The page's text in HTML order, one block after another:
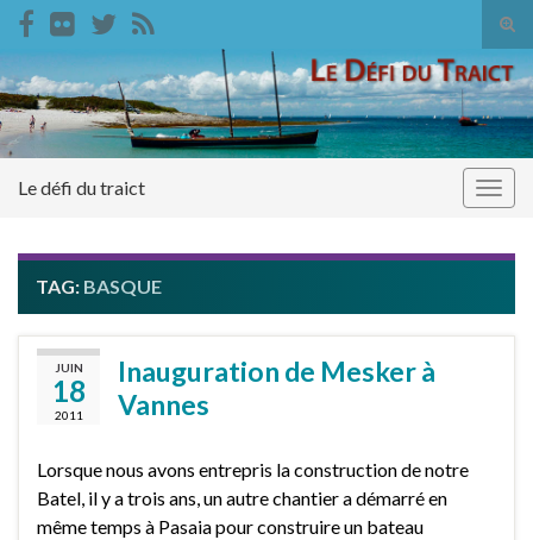
Search for:
Le défi du traict
TAG: BASQUE
JUIN
18
2011
Inauguration de Mesker à
Vannes
Lorsque nous avons entrepris la construction de notre
Batel, il y a trois ans, un autre chantier a démarré en
même temps à Pasaia pour construire un bateau